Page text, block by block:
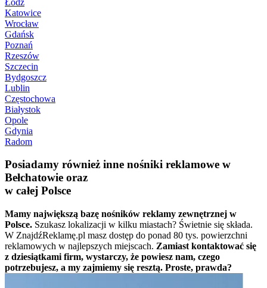
Katowice
Wrocław
Gdańsk
Poznań
Rzeszów
Szczecin
Bydgoszcz
Lublin
Częstochowa
Białystok
Opole
Gdynia
Radom
Posiadamy również inne nośniki reklamowe w
Bełchatowie oraz
w całej Polsce
Mamy największą bazę nośników reklamy zewnętrznej w
Polsce. Szukasz lokalizacji w kilku miastach? Świetnie się składa.
W ZnajdźReklamę.pl masz dostęp do ponad 80 tys. powierzchni
reklamowych w najlepszych miejscach. Zamiast kontaktować się
z dziesiątkami firm, wystarczy, że powiesz nam, czego
potrzebujesz, a my zajmiemy się resztą. Proste, prawda?